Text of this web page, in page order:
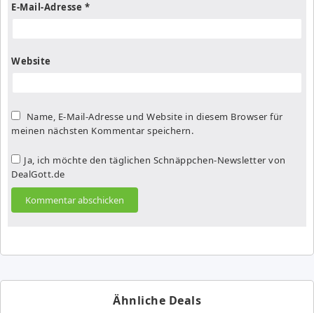
E-Mail-Adresse *
Website
Name, E-Mail-Adresse und Website in diesem Browser für
meinen nächsten Kommentar speichern.
Ja, ich möchte den täglichen Schnäppchen-Newsletter von
DealGott.de
Ähnliche Deals